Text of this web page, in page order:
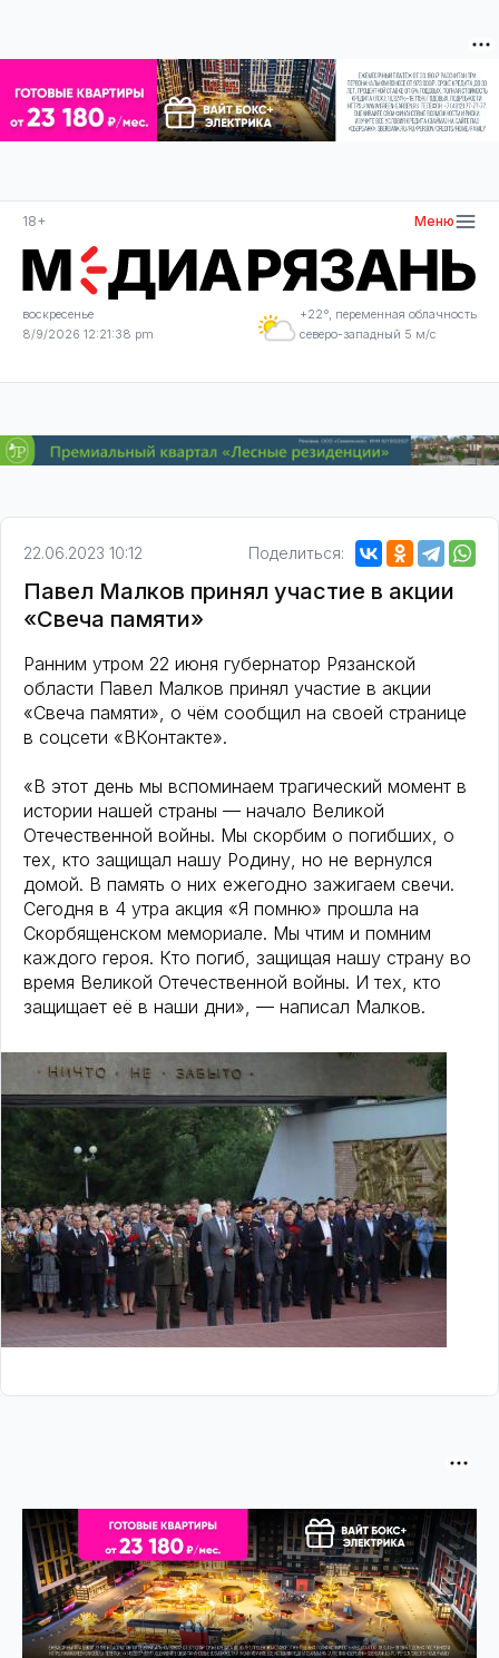
18+ Меню
воскресенье
8/9/2026 12:21:38 pm
+22°, переменная облачность
северо-западный 5 м/с
22.06.2023 10:12 Поделиться:
Павел Малков принял участие в акции
«Свеча памяти»
Ранним утром 22 июня губернатор Рязанской
области Павел Малков принял участие в акции
«Свеча памяти», о чём сообщил на своей странице
в соцсети «ВКонтакте».
«В этот день мы вспоминаем трагический момент в
истории нашей страны — начало Великой
Отечественной войны. Мы скорбим о погибших, о
тех, кто защищал нашу Родину, но не вернулся
домой. В память о них ежегодно зажигаем свечи.
Сегодня в 4 утра акция «Я помню» прошла на
Скорбященском мемориале. Мы чтим и помним
каждого героя. Кто погиб, защищая нашу страну во
время Великой Отечественной войны. И тех, кто
защищает её в наши дни», — написал Малков.